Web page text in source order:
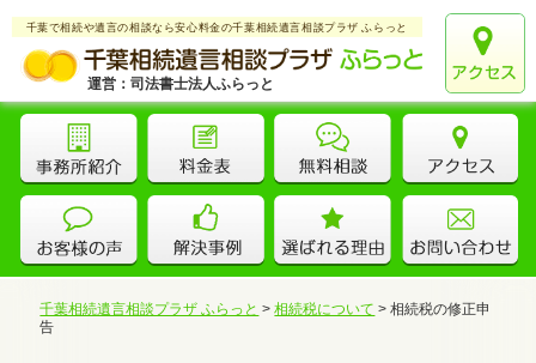
千葉で相続や遺言の相談なら安心料金の千葉相続遺言相談プラザ ふらっと
運営：司法書士法人ふらっと
千葉相続遺言相談プラザ ふらっと >相続税について >相続税の修正申
告